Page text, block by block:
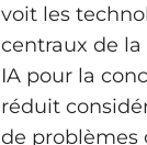
voit les
centraux de la
IA pour la
réduit
de problèmes